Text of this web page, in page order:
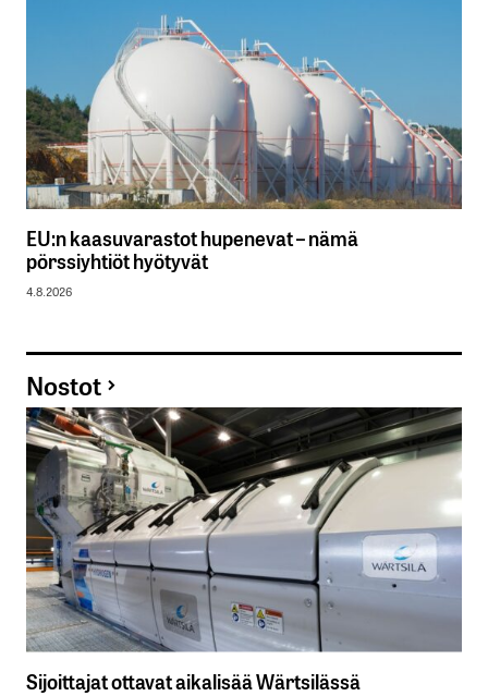
EU:n kaasuvarastot hupenevat – nämä
pörssiyhtiöt hyötyvät
4.8.2026
Nostot
Sijoittajat ottavat aikalisää Wärtsilässä